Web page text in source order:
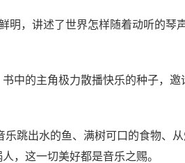
明，讲述了世界怎样随着动听的琴
中的主角极力散播快乐的种子，邀
跳出水的鱼、满树可口的食物、
，这一切美好都是音乐之赐。